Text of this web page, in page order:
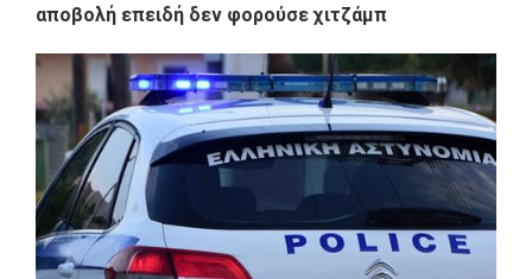
αποβολή επειδή δεν φορούσε χιτζάμπ